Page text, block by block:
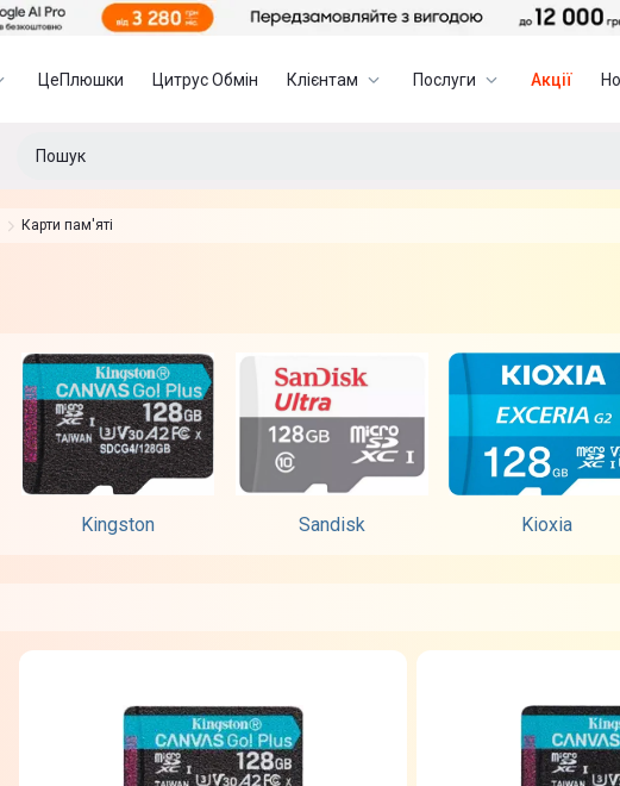
ЦеПлюшки Цитрус Обмін Клієнтам Послуги Акції
Карти пам'яті
Kingston Sandisk Kioxia